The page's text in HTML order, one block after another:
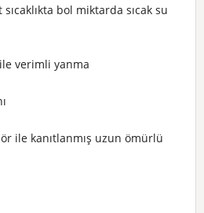
bol miktarda sıcak su
verimli yanma
ile kanıtlanmış uzun ömürlü